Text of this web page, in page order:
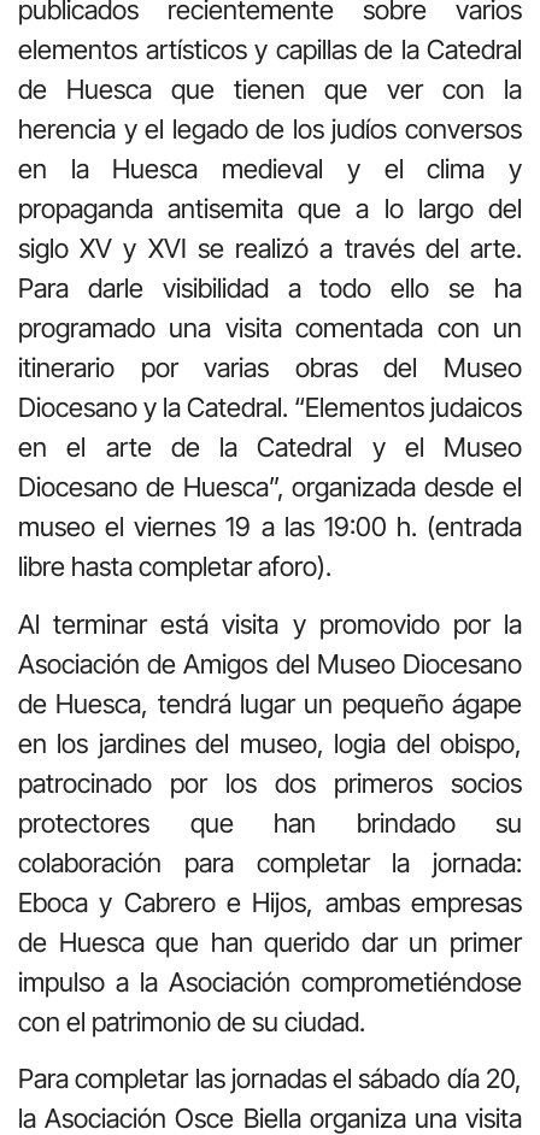
publicados recientemente sobre varios
elementos artísticos y capillas de la Catedral
de Huesca que tienen que ver con la
herencia y el legado de los judíos conversos
en la Huesca medieval y el clima y
propaganda antisemita que a lo largo del
siglo XV y XVI se realizó a través del arte.
Para darle visibilidad a todo ello se ha
programado una visita comentada con un
itinerario por varias obras del Museo
Diocesano y la Catedral. “Elementos judaicos
en el arte de la Catedral y el Museo
Diocesano de Huesca”, organizada desde el
museo el viernes 19 a las 19:00 h. (entrada
libre hasta completar aforo).
Al terminar está visita y promovido por la
Asociación de Amigos del Museo Diocesano
de Huesca, tendrá lugar un pequeño ágape
en los jardines del museo, logia del obispo,
patrocinado por los dos primeros socios
protectores que han brindado su
colaboración para completar la jornada:
Eboca y Cabrero e Hijos, ambas empresas
de Huesca que han querido dar un primer
impulso a la Asociación comprometiéndose
con el patrimonio de su ciudad.
Para completar las jornadas el sábado día 20,
la Asociación Osce Biella organiza una visita